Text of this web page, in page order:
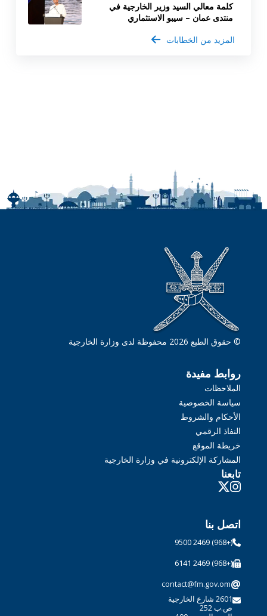
كلمة معالي السيد وزير الخارجية في
منتدى عمان – سيبو الاستثماري
المزيد من الخطابات
© حقوق الطبع 2026 محفوظة لدى وزارة الخارجية
روابط مفيدة
الملاحظات
سياسة الخصوصية
الأحكام والشروط
النفاذ الرقمي
خريطة الموقع
المشاركة الإلكترونية في وزارة الخارجية
تابعنا
اتصل بنا
(+968) 2469 9500
(+968) 2469 6141
@
contact@fm.gov.om
2601 شارع الخارجية
ص.ب 252